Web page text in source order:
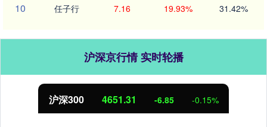
10 任子行 7.16 19.93% 31.42%
沪深京行情 实时轮播
沪深300 4651.31 -6.85 -0.15%